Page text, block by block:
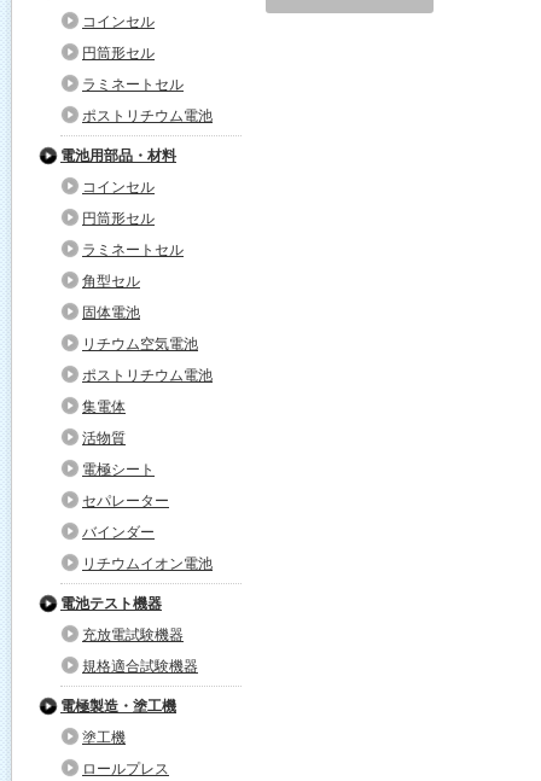
コインセル
円筒形セル
ラミネートセル
ポストリチウム電池
電池用部品・材料
コインセル
円筒形セル
ラミネートセル
角型セル
固体電池
リチウム空気電池
ポストリチウム電池
集電体
活物質
電極シート
セパレーター
バインダー
リチウムイオン電池
電池テスト機器
充放電試験機器
規格適合試験機器
電極製造・塗工機
塗工機
ロールプレス